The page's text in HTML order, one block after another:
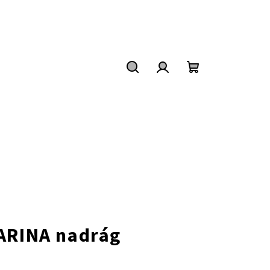
nadrág